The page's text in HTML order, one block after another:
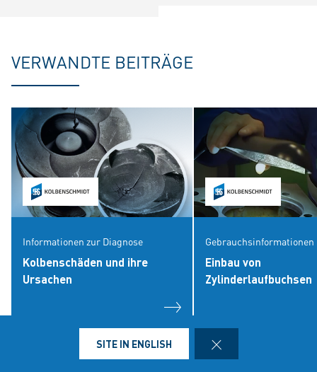
VERWANDTE BEITRÄGE
Informationen zur Diagnose
Kolbenschäden und ihre
Ursachen
Gebrauchsinformationen
Einbau von
Zylinderlaufbuchsen
SITE IN ENGLISH CLOSE